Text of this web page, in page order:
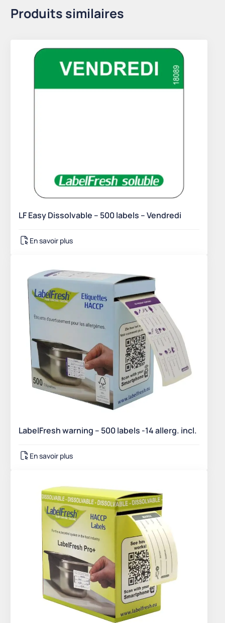
Produits similaires
LF Easy Dissolvable – 500 labels – Vendredi
En savoir plus
LabelFresh warning – 500 labels -14 allerg. incl.
En savoir plus